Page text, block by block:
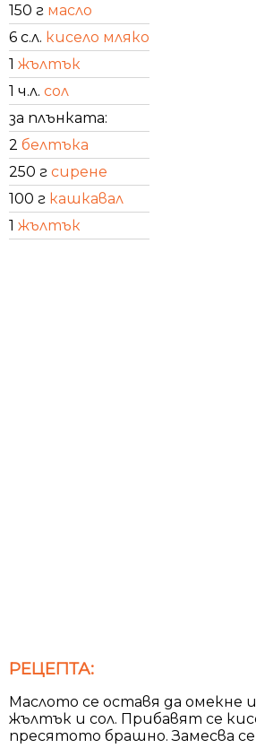
150 г масло
6 с.л. кисело мляко
1 жълтък
1 ч.л. сол
за плънката:
2 белтъка
250 г сирене
100 г кашкавал
1 жълтък
РЕЦЕПТА:
Маслото се оставя да омекне и
жълтък и сол. Прибавят се
пресятото брашно. Замесва